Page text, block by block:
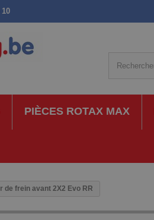
10
PIÈCES ROTAX MAX
de frein avant 2X2 Evo RR